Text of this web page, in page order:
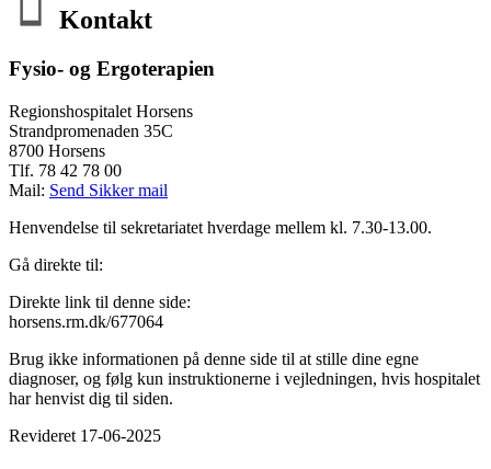
Kontakt
Fysio- og Ergoterapien
Regionshospitalet Horsens
Strandpromenaden 35C
8700 Horsens
Tlf. 78 42 78 00
Mail: Send Sikker mail
Henvendelse til sekretariatet hverdage mellem kl. 7.30-13.00.
Gå direkte til:
Direkte link til denne side:
horsens.rm.dk/677064
Brug ikke informationen på denne side til at stille dine egne
diagnoser, og følg kun instruktionerne i vejledningen, hvis hospitalet
har henvist dig til siden.
Revideret 17-06-2025